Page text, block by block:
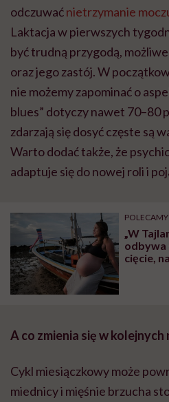
odczuwaćnietrzymanie
Laktacja w pierwszych
być trudną przygodą,
oraz jego zastój. W
nie możemy zapominać o
blues” dotyczy nawet 70–80
zdarzają się dosyć częste są
Warto dodać także, że
adaptuje się do nowej roli i
POLECAMY
„W
odbywa
cięcie,
A co zmienia się w kolejnych
Cykl miesiączkowy może
miednicy i mięśnie brzucha